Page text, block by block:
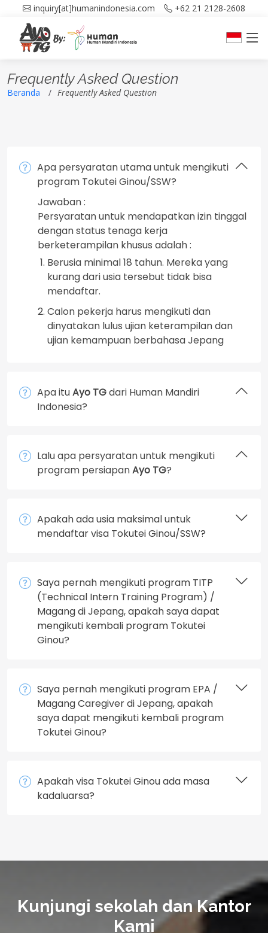
inquiry[at]humanindonesia.com +62 21 2128-2608
Frequently Asked Question
Beranda Frequently Asked Question
Apa persyaratan utama untuk mengikuti
program Tokutei Ginou/SSW?
Jawaban :
Persyaratan untuk mendapatkan izin tinggal
dengan status tenaga kerja
berketerampilan khusus adalah :
Berusia minimal 18 tahun. Mereka yang
kurang dari usia tersebut tidak bisa
mendaftar.
Calon pekerja harus mengikuti dan
dinyatakan lulus ujian keterampilan dan
ujian kemampuan berbahasa Jepang
Apa ituAyo TGdari Human Mandiri
Indonesia?
Lalu apa persyaratan untuk mengikuti
program persiapanAyo TG?
Apakah ada usia maksimal untuk
mendaftar visa Tokutei Ginou/SSW?
Saya pernah mengikuti program TITP
(Technical Intern Training Program) /
Magang di Jepang, apakah saya dapat
mengikuti kembali program Tokutei
Ginou?
Saya pernah mengikuti program EPA /
Magang Caregiver di Jepang, apakah
saya dapat mengikuti kembali program
Tokutei Ginou?
Apakah visa Tokutei Ginou ada masa
kadaluarsa?
Kunjungi sekolah dan Kantor
Kami